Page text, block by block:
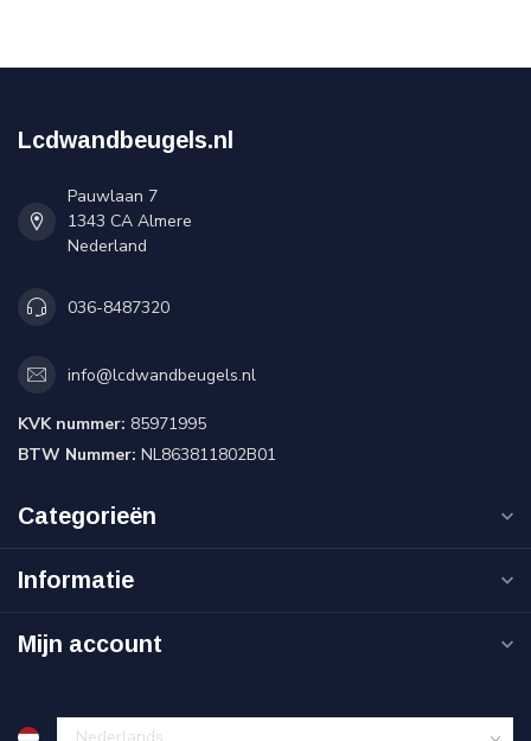
Lcdwandbeugels.nl
Pauwlaan 7
1343 CA Almere
Nederland
036-8487320
info@lcdwandbeugels.nl
KVK nummer: 85971995
BTW Nummer: NL863811802B01
Categorieën
Informatie
Mijn account